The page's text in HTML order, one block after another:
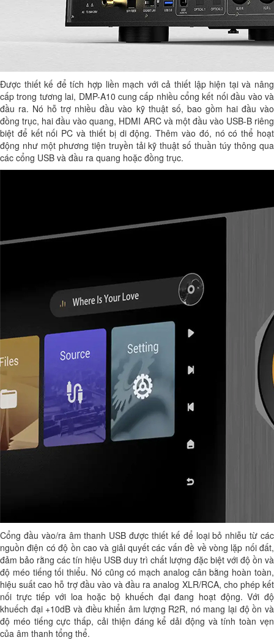
Được thiết kế để tích hợp liền mạch với cả thiết lập hiện tại và nâng
cấp trong tương lai, DMP-A10 cung cấp nhiều cổng kết nối đầu vào và
đầu ra. Nó hỗ trợ nhiều đầu vào kỹ thuật số, bao gồm hai đầu vào
đồng trục, hai đầu vào quang, HDMI ARC và một đầu vào USB-B riêng
biệt để kết nối PC và thiết bị di động. Thêm vào đó, nó có thể hoạt
động như một phương tiện truyền tải kỹ thuật số thuần túy thông qua
các cổng USB và đầu ra quang hoặc đồng trục.
Cổng đầu vào/ra âm thanh USB được thiết kế để loại bỏ nhiễu từ các
nguồn điện có độ ồn cao và giải quyết các vấn đề về vòng lặp nối đất,
đảm bảo rằng các tín hiệu USB duy trì chất lượng đặc biệt với độ ồn và
độ méo tiếng tối thiểu. Nó cũng có mạch analog cân bằng hoàn toàn,
hiệu suất cao hỗ trợ đầu vào và đầu ra analog XLR/RCA, cho phép kết
nối trực tiếp với loa hoặc bộ khuếch đại đang hoạt động. Với độ
khuếch đại +10dB và điều khiển âm lượng R2R, nó mang lại độ ồn và
độ méo tiếng cực thấp, cải thiện đáng kể dải động và tính toàn vẹn
của âm thanh tổng thể.